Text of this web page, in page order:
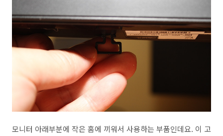
모니터 아래부분에 작은 홈에 끼워서 사용하는 부품인데요. 이 고